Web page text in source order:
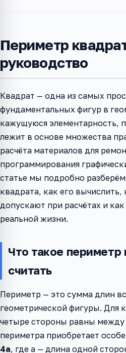
Периметр
руководство
Квадрат — одна из самых
фундаментальных фигур в
кажущуюся элементарность,
лежит в основе множества
расчёта материалов для
программирования
статье мы подробно
квадрата, как его
допускают при расчётах и
реальной жизни.
Что такое периметр
считать
Периметр — это сумма длин
геометрической фигуры. Для
четыре стороны равны
периметра приобретает
4a, где a — длина одной